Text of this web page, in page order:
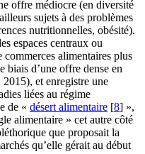
offre médiocre (en diversité
sujets à des problèmes
nutritionnelles, obésité).
espaces centraux ou
commerces alimentaires plus
biais d’une offre dense en
2015), et enregistre une
liées au régime
de « désert alimentaire [8] »,
alimentaire » cet autre côté
que proposait la
qu’elle gérait au début